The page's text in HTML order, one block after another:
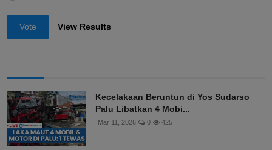
Vote View Results
Kecelakaan Beruntun di Yos Sudarso
Palu Libatkan 4 Mobi...
Mar 11, 2026 0 425